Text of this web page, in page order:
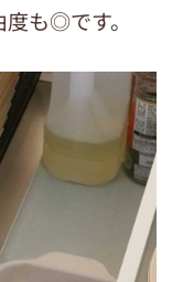
も◎です。